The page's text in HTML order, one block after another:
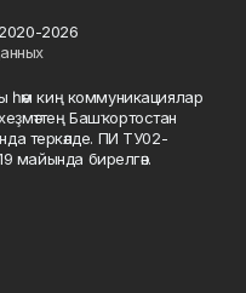
2026
һәм киң коммуникациялар
Башҡортостан
теркәлде. ПИ ТУ02-
майында бирелгән.